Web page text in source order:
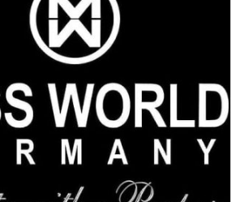
Atlántico
Recibe
Premio
Moda
PRENAMO
2018